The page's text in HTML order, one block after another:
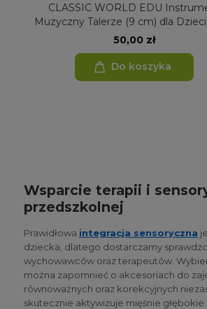
CLASSIC WORLD EDU
Muzyczny Talerze (9 cm) dla
50,00 zł
Do koszyka
Wsparcie terapii i
przedszkolnej
Prawidłowa integracja sensoryczna
dziecka, dlatego dostarczamy
wychowawców oraz terapeutów.
można zapomnieć o akcesoriach do
równoważnych oraz korekcyjnych
skutecznie aktywizuje mięśnie